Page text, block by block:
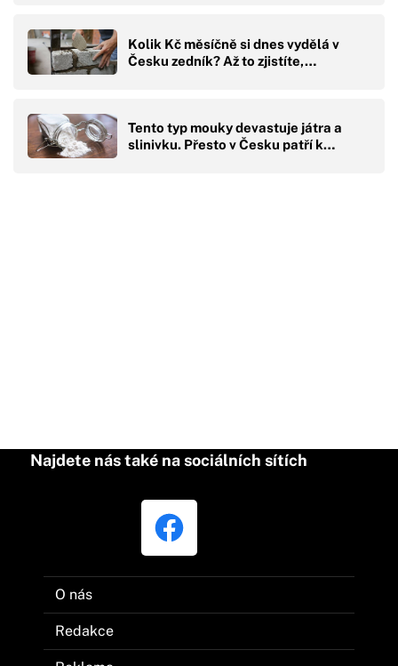
Kolik Kč měsíčně si dnes vydělá v
Česku zedník? Až to zjistíte,…
Tento typ mouky devastuje játra a
slinivku. Přesto v Česku patří k…
Najdete nás také na sociálních sítích
O nás
Redakce